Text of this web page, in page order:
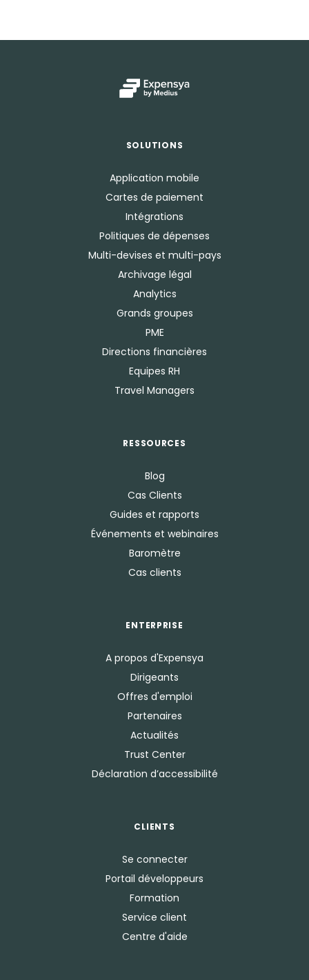
SOLUTIONS
Application mobile
Cartes de paiement
Intégrations
Politiques de dépenses
Multi-devises et multi-pays
Archivage légal
Analytics
Grands groupes
PME
Directions financières
Equipes RH
Travel Managers
RESSOURCES
Blog
Cas Clients
Guides et rapports
Événements et webinaires
Baromètre
Cas clients
ENTERPRISE
A propos d'Expensya
Dirigeants
Offres d'emploi
Partenaires
Actualités
Trust Center
Déclaration d’accessibilité
CLIENTS
Se connecter
Portail développeurs
Formation
Service client
Centre d'aide